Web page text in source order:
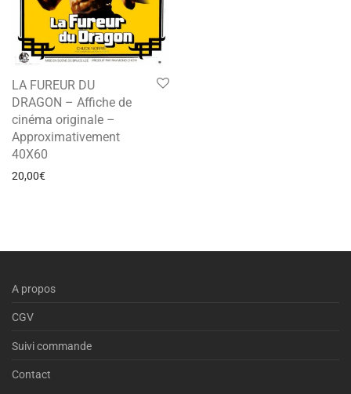
LA FUREUR DU
DRAGON – Affiche de
cinéma originale –
Approximativement
40X60
20,00€
A propos
CGV
Suivi commande
Contact